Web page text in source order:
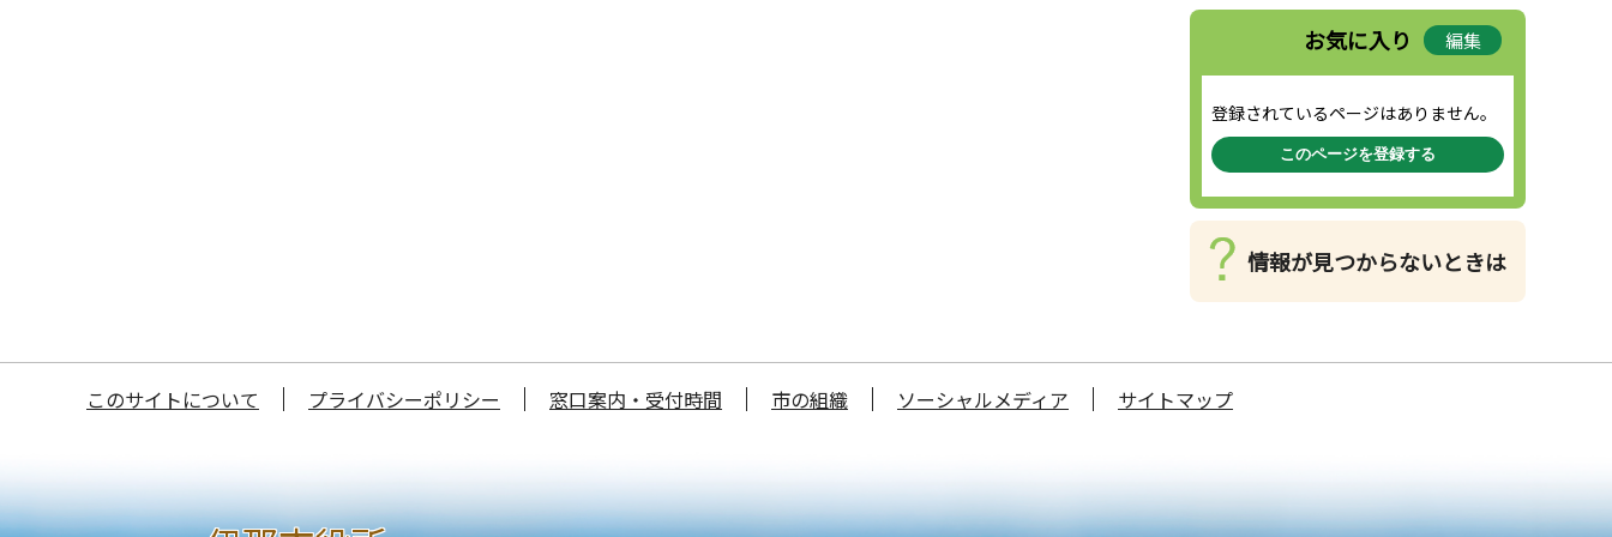
お気に入り 編集
登録されているページはありません。
このページを登録する
情報が見つからないときは
このサイトについて プライバシーポリシー 窓口案内・受付時間 市の組織 ソーシャルメディア サイトマップ